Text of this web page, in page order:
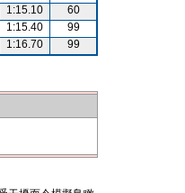
1:15.10
60
1:15.40
99
1:16.70 99